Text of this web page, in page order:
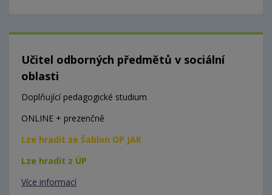
Učitel odborných předmětů v sociální
oblasti
Doplňující pedagogické studium
ONLINE + prezenčně
Lze hradit ze Šablon OP JAK
Lze hradit z ÚP
Více informací